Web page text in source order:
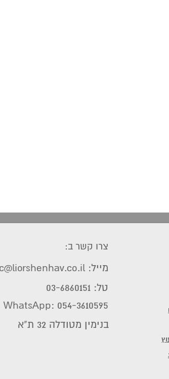
בנימין מטודלה 32 ת"א
צרו קשר ב:
מייל: clinic@liorshenhav.co.il
טל: 03-6860151
WhatsApp: 054-3610595